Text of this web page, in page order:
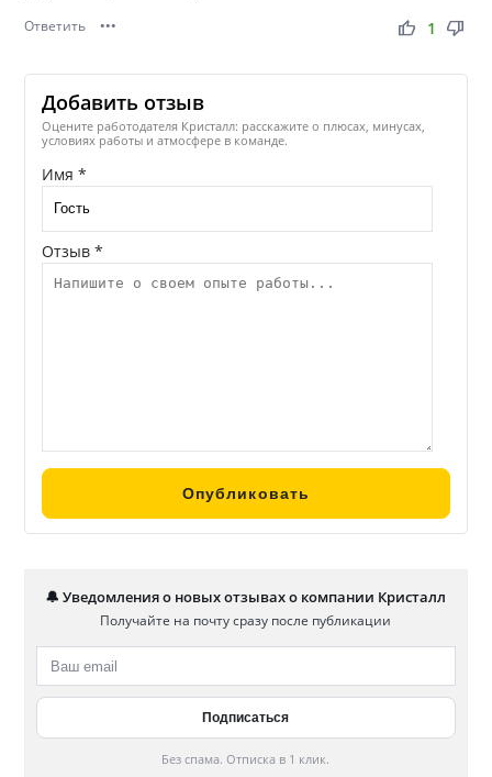
Ответить ••• thumb_up thumb_down
1
Добавить отзыв
Оцените работодателя Кристалл: расскажите о плюсах, минусах,
условиях работы и атмосфере в команде.
Имя *
Отзыв *
🔔 Уведомления о новых отзывах о компании Кристалл
Получайте на почту сразу после публикации
Без спама. Отписка в 1 клик.